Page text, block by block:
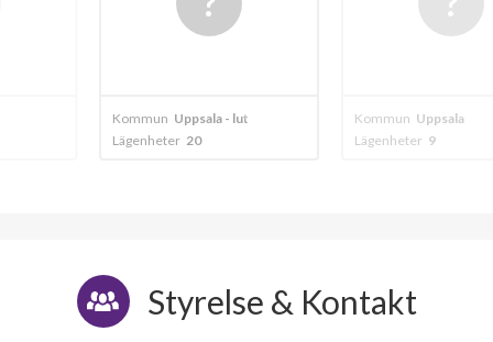
Kommun Uppsala
Lägenheter
Kommun
Lägenheter
Styrelse & Kontakt